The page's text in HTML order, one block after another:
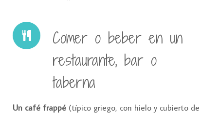
Comer o beber en un
restaurante, bar o
taberna
Un café frappé (típico griego, con hielo y cubierto de